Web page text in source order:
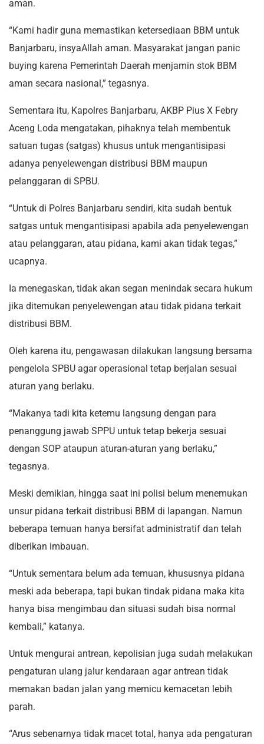
aman.
“Kami hadir guna memastikan ketersediaan BBM untuk
Banjarbaru, insyaAllah aman. Masyarakat jangan panic
buying karena Pemerintah Daerah menjamin stok BBM
aman secara nasional,” tegasnya.
Sementara itu, Kapolres Banjarbaru, AKBP Pius X Febry
Aceng Loda mengatakan, pihaknya telah membentuk
satuan tugas (satgas) khusus untuk mengantisipasi
adanya penyelewengan distribusi BBM maupun
pelanggaran di SPBU.
“Untuk di Polres Banjarbaru sendiri, kita sudah bentuk
satgas untuk mengantisipasi apabila ada penyelewengan
atau pelanggaran, atau pidana, kami akan tidak tegas,”
ucapnya.
Ia menegaskan, tidak akan segan menindak secara hukum
jika ditemukan penyelewengan atau tidak pidana terkait
distribusi BBM.
Oleh karena itu, pengawasan dilakukan langsung bersama
pengelola SPBU agar operasional tetap berjalan sesuai
aturan yang berlaku.
“Makanya tadi kita ketemu langsung dengan para
penanggung jawab SPPU untuk tetap bekerja sesuai
dengan SOP ataupun aturan-aturan yang berlaku,”
tegasnya.
Meski demikian, hingga saat ini polisi belum menemukan
unsur pidana terkait distribusi BBM di lapangan. Namun
beberapa temuan hanya bersifat administratif dan telah
diberikan imbauan.
“Untuk sementara belum ada temuan, khususnya pidana
meski ada beberapa, tapi bukan tindak pidana maka kita
hanya bisa mengimbau dan situasi sudah bisa normal
kembali,” katanya.
Untuk mengurai antrean, kepolisian juga sudah melakukan
pengaturan ulang jalur kendaraan agar antrean tidak
memakan badan jalan yang memicu kemacetan lebih
parah.
“Arus sebenarnya tidak macet total, hanya ada pengaturan